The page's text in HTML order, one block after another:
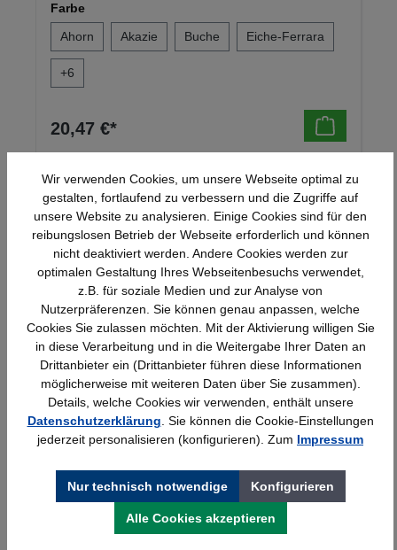
Farbe
Ahorn
Akazie Buche Eiche-Ferrara
+6
20,47 €*
Produktgalerie überspringen
Ähnliche Artikel
Wandschiene lichtgrau Serie 70-BV
25,23 €* Details
Wir verwenden Cookies, um unsere Webseite optimal zu
gestalten, fortlaufend zu verbessern und die Zugriffe auf
unsere Website zu analysieren. Einige Cookies sind für den
reibungslosen Betrieb der Webseite erforderlich und können
nicht deaktiviert werden. Andere Cookies werden zur
optimalen Gestaltung Ihres Webseitenbesuchs verwendet,
z.B. für soziale Medien und zur Analyse von
Nutzerpräferenzen. Sie können genau anpassen, welche
Cookies Sie zulassen möchten. Mit der Aktivierung willigen Sie
in diese Verarbeitung und in die Weitergabe Ihrer Daten an
Drittanbieter ein (Drittanbieter führen diese Informationen
möglicherweise mit weiteren Daten über Sie zusammen).
Details, welche Cookies wir verwenden, enthält unsere
Datenschutzerklärung . Sie können die Cookie-Einstellungen
jederzeit personalisieren (konfigurieren). Zum Impressum
Nur technisch notwendige Konfigurieren
Alle Cookies akzeptieren